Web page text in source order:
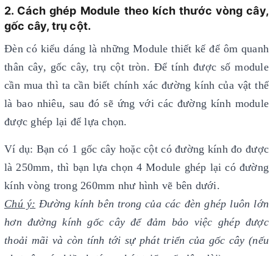
2. Cách ghép Module theo kích thước vòng cây,
gốc cây, trụ cột.
Đèn có kiểu dáng là những Module thiết kế để ôm quanh
thân cây, gốc cây, trụ cột tròn. Để tính được số module
cần mua thì ta cần biết chính xác đường kính của vật thể
là bao nhiêu, sau đó sẽ ứng với các đường kính module
được ghép lại để lựa chọn.
Ví dụ: Bạn có 1 gốc cây hoặc cột có đường kính đo được
là 250mm, thì bạn lựa chọn 4 Module ghép lại có đường
kính vòng trong 260mm như hình vẽ bên dưới.
Chú ý: Đường kính bên trong của các đèn ghép luôn lớn
hơn đường kính gốc cây để đảm bảo việc ghép được
thoải mãi và còn tính tới sự phát triển của gốc cây (nếu